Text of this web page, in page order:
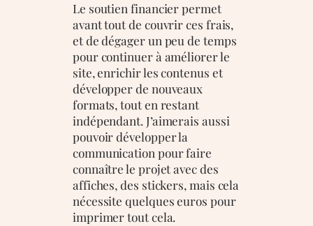
Le soutien financier permet
avant tout de couvrir ces frais,
et de dégager un peu de temps
pour continuer à améliorer le
site, enrichir les contenus et
développer de nouveaux
formats, tout en restant
indépendant. J’aimerais aussi
pouvoir développer la
communication pour faire
connaître le projet avec des
affiches, des stickers, mais cela
nécessite quelques euros pour
imprimer tout cela.